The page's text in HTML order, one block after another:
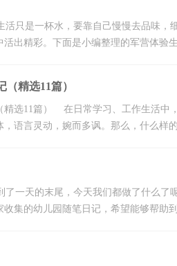
只是一杯水，要靠自己慢慢去品味，
活出精彩。下面是小编整理的军营体验
精选11篇）
精选11篇） 在日常学习、工作生活中
，语言灵动，婉而多讽。那么，什么样
一天的末尾，今天我们都做了什么了
收集的幼儿园随笔日记，希望能够帮助